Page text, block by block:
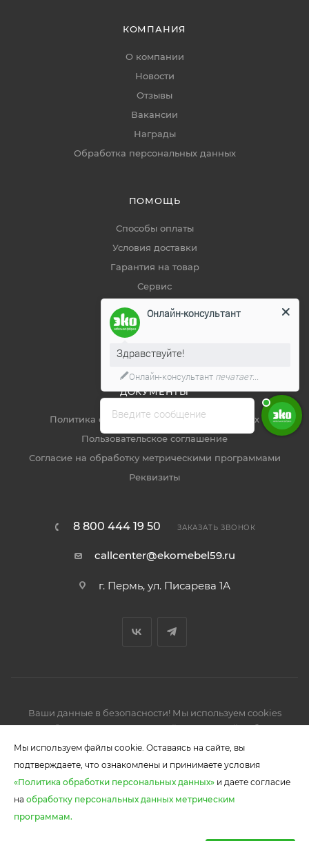
КОМПАНИЯ
О компании
Новости
Отзывы
Вакансии
Награды
Обработка персональных данных
ПОМОЩЬ
Способы оплаты
Условия доставки
Гарантия на товар
Сервис
Карта сайта
Статьи
ДОКУМЕНТЫ
Политика обработки персональных данных
Пользовательское соглашение
Согласие на обработку метрическими программами
Реквизиты
8 800 444 19 50 ЗАКАЗАТЬ ЗВОНОК
callcenter@ekomebel59.ru
г. Пермь, ул. Писарева 1А
Ваши данные в безопасности! Мы используем cookies
2026 © Производство кухонной и корпусной мебели,
шкафов-купе.
Мы используем файлы cookie. Оставаясь на сайте, вы
подтверждаете, что ознакомлены и принимаете условия
«Политика обработки персональных данных» и даете согласие
на обработку персональных данных метрическим
программам.
Введите сообщение
Онлайн-консультант
Здравствуйте!
Онлайн-консультант печатает...